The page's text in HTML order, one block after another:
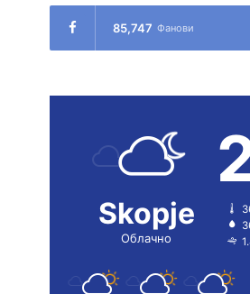
85,747 Фанови
Skopje
Облачно